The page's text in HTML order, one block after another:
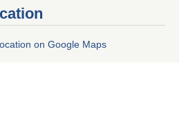
on Google Maps